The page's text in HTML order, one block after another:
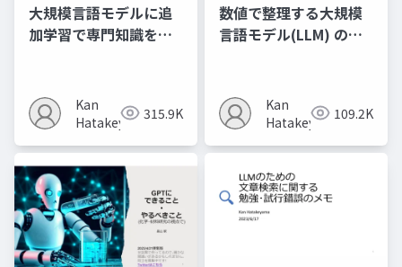
大規模言語モデルに追
加学習で専門知識を教
Kan
Hatakeyama315.9K
数値で整理する大規模
言語モデル(LLM) のメ
Kan
Hatakeyama109.2K